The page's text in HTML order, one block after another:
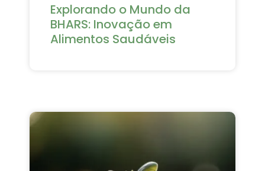
Explorando o Mundo da
BHARS: Inovação em
Alimentos Saudáveis